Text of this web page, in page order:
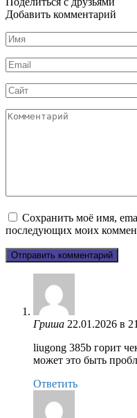
Добавить комментарий
Имя
*
Email
*
Сайт
Комментарий
Сохранить моё имя,
последующих моих
Гриша 22.01.2026 в
liugong 385b горит
может это быть
Ответить